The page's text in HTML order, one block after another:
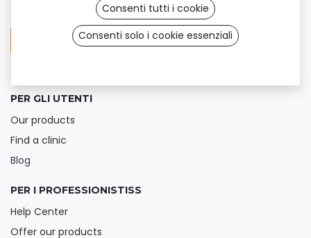
PER GLI UTENTI
Our products
Find a clinic
Blog
PER I PROFESSIONISTISS
Help Center
Offer our products
Consenti tutti i cookie
Consenti solo i cookie essenziali